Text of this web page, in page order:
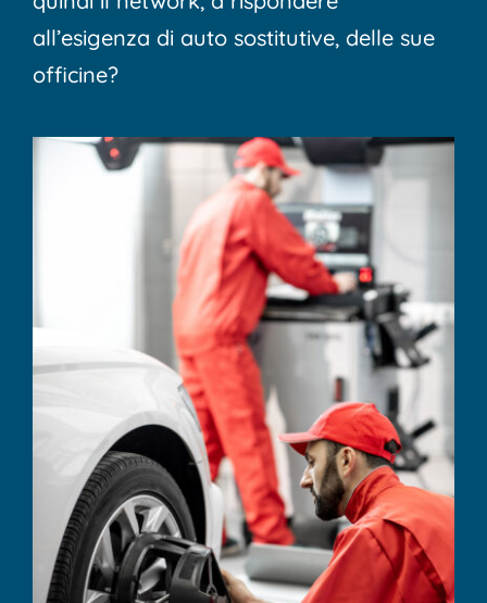
all’esigenza di auto sostitutive, delle sue
officine?